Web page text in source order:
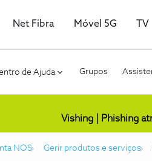
Net Fibra Móvel 5G TV
de Ajuda Grupos
Vishing | Phishing
NOS Gerir produtos e serviços